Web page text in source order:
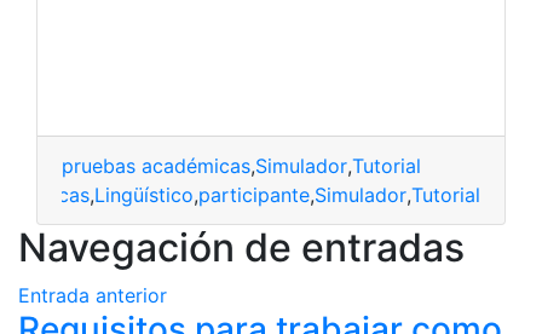
pruebas académicas,Simulador,Tutorial
,Lingüístico,participante,Simulador,Tutorial
Navegación de entradas
Entrada anterior